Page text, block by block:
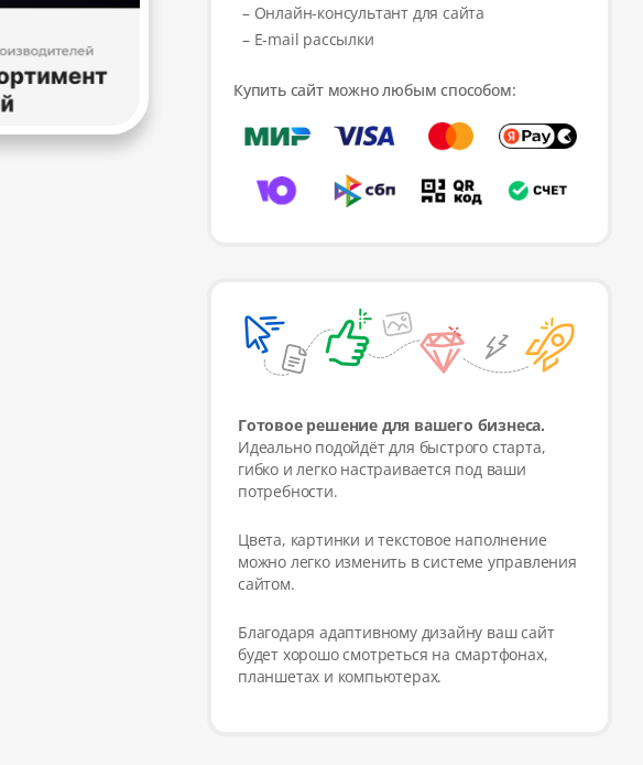
– Онлайн-консультант для сайта
– E-mail рассылки
Купить сайт можно любым способом:
Готовое решение для вашего бизнеса.
Идеально подойдёт для быстрого старта,
гибко и легко настраивается под ваши
потребности.
Цвета, картинки и текстовое наполнение
можно легко изменить в системе управления
сайтом.
Благодаря адаптивному дизайну ваш сайт
будет хорошо смотреться на смартфонах,
планшетах и компьютерах.